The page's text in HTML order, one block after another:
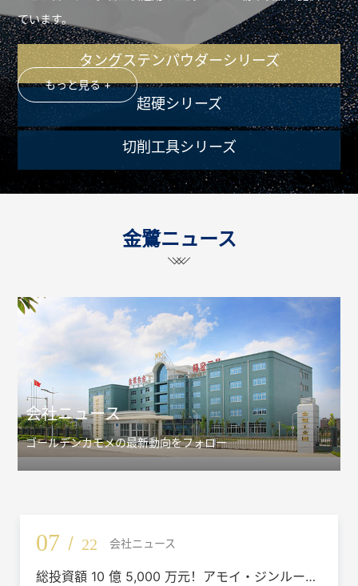
ています。
もっと見る +
タングステンパウダーシリーズ
超硬シリーズ
切削工具シリーズ
金鷺ニュース
会社ニュース
ゴールデンカモメの最新動向をフォロー
07 / 22 会社ニュース
総投資額 10 億 5,000 万元！アモイ・ジンルー切